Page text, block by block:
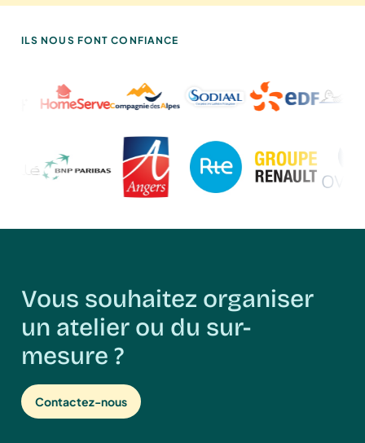
ILS NOUS FONT CONFIANCE
Vous souhaitez organiser
un atelier ou du sur-
mesure ?
Contactez-nous